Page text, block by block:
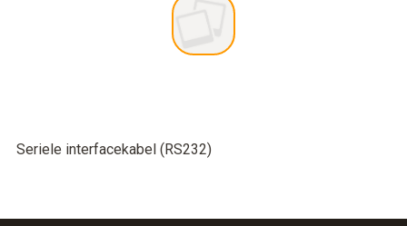
Seriele interfacekabel (RS232)